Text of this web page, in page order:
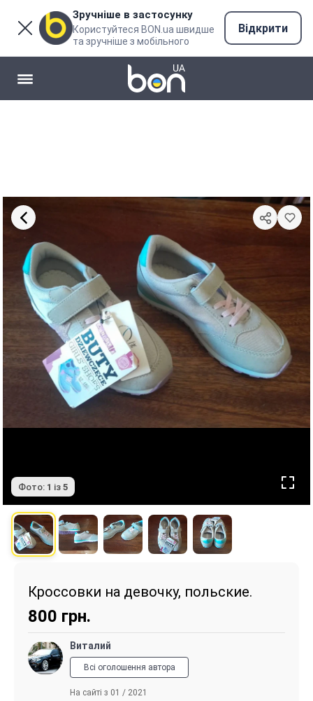
Зручніше в застосунку
Користуйтеся BON.ua швидше
та зручніше з мобільного
Відкрити
Фото: 1 із 5
Кроссовки на девочку, польские.
800 грн.
Виталий
Всі оголошення автора
На сайті з 01 / 2021